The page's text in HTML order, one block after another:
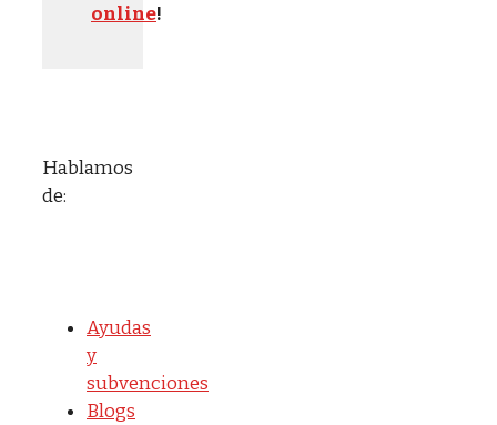
online!
Hablamos
de:
Ayudas
y
subvenciones
Blogs